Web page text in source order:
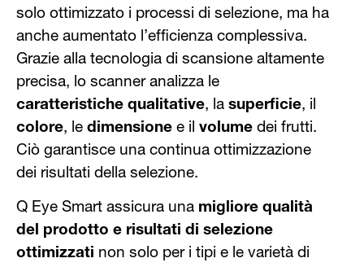
solo ottimizzato i processi di selezione, ma ha
anche aumentato l’efficienza complessiva.
Grazie alla tecnologia di scansione altamente
precisa, lo scanner analizza le
caratteristiche qualitative, la superficie, il
colore, le dimensione e il volume dei frutti.
Ciò garantisce una continua ottimizzazione
dei risultati della selezione.
Q Eye Smart assicura una migliore qualità
del prodotto e risultati di selezione
ottimizzati non solo per i tipi e le varietà di